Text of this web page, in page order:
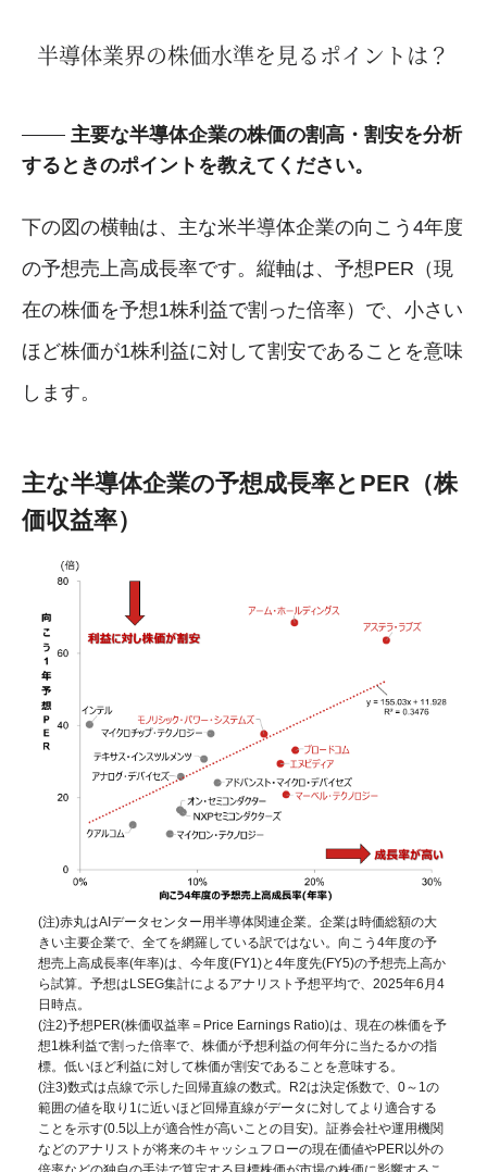
半導体業界の株価水準を見るポイントは？
主要な半導体企業の株価の割高・割安を分析
するときのポイントを教えてください。
下の図の横軸は、主な米半導体企業の向こう4年度
の予想売上高成長率です。縦軸は、予想PER（現
在の株価を予想1株利益で割った倍率）で、小さい
ほど株価が1株利益に対して割安であることを意味
します。
主な半導体企業の予想成長率とPER（株
価収益率）
(注)赤丸はAIデータセンター用半導体関連企業。企業は時価総額の大
きい主要企業で、全てを網羅している訳ではない。向こう4年度の予
想売上高成長率(年率)は、今年度(FY1)と4年度先(FY5)の予想売上高か
ら試算。予想はLSEG集計によるアナリスト予想平均で、2025年6月4
日時点。
(注2)予想PER(株価収益率＝Price Earnings Ratio)は、現在の株価を予
想1株利益で割った倍率で、株価が予想利益の何年分に当たるかの指
標。低いほど利益に対して株価が割安であることを意味する。
(注3)数式は点線で示した回帰直線の数式。R2は決定係数で、0～1の
範囲の値を取り1に近いほど回帰直線がデータに対してより適合する
ことを示す(0.5以上が適合性が高いことの目安)。証券会社や運用機関
などのアナリストが将来のキャッシュフローの現在価値やPER以外の